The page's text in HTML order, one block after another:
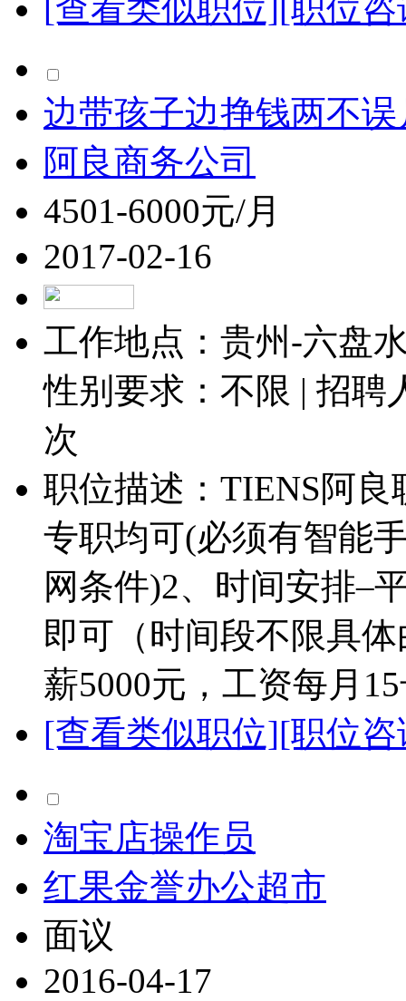
[查看类似职位] [职位
边带孩子边挣钱两不误
阿良商务公司
4501-6000元/月
2017-02-16
工作地点：贵州-六盘
性别要求：不限 | 招聘
次
职位描述：TIENS阿
专职均可(必须有智能
网条件)2、时间安排–
即可（时间段不限具
薪5000元，工资每月
[查看类似职位][职位
淘宝店操作员
红果金誉办公超市
面议
2016-04-17